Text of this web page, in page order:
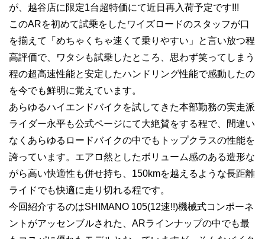
が、越谷店に限定1台超特価にて近日再入荷予定です!!!
このARを初めて試乗をしたワイズロードのスタッフが口
を揃えて「めちゃくちゃ速くて乗りやすい」と言い放つ程
高評価で、ワタシも試乗したところ、思わず笑ってしまう
程の超高速性能と安定したハンドリング性能で感動したの
を今でも鮮明に覚えています。
あらゆるハイエンドバイクを試してきた本部勤務の実走派
ライダー永平も公式ページにて大絶賛をする程で、間違い
なくあらゆるロードバイクの中でもトップクラスの性能を
誇っています。エアロ然としたボリューム感のある造形な
がら高い快適性も併せ持ち、150kmを越えるような長距離
ライドでも快適に走り切れる程です。
今回紹介するのはSHIMANO 105(12速!!)機械式コンポーネ
ントがアッセンブルされた、ARラインナップの中でも最